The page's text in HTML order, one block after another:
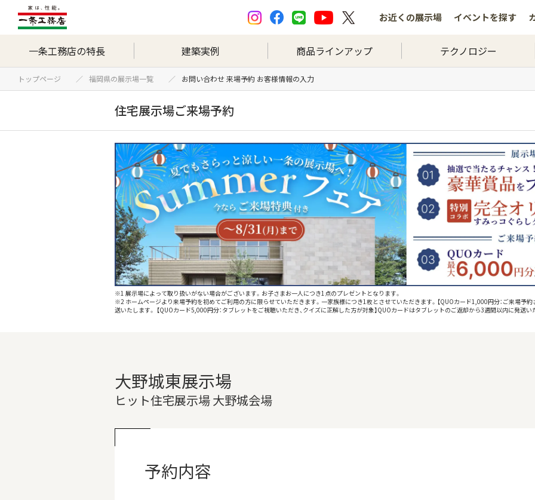
お近くの展示場 イベントを探す
一条工務店の特長 建築実例 商品ラインアップ テクノロジー
トップページ 福岡県の展示場一覧 お問い合わせ 来場予約 お客様情報の入力
住宅展示場ご来場予約
※1 展示場によって取り扱いがない場合がございます。お子さまお一人につき1点のプレゼントとなります。
※2 ホームページより来場予約を初めてご利⽤の⽅に限らせていただきます。一家族様につき1枚とさせていただきます。【QUOカード1,000円分：ご来場予
送いたします。 【QUOカード5,000円分：タブレットをご視聴いただき、クイズに正解した方が対象】QUOカードはタブレットのご返却から3週間以内に発送い
大野城東展示場
ヒット住宅展示場 大野城会場
予約内容